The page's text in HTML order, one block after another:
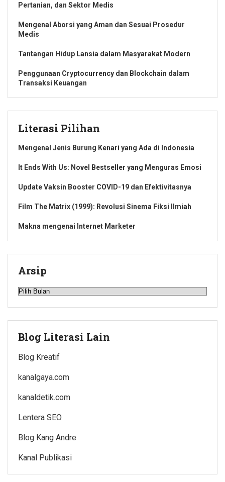
Pertanian, dan Sektor Medis
Mengenal Aborsi yang Aman dan Sesuai Prosedur
Medis
Tantangan Hidup Lansia dalam Masyarakat Modern
Penggunaan Cryptocurrency dan Blockchain dalam
Transaksi Keuangan
Literasi Pilihan
Mengenal Jenis Burung Kenari yang Ada di Indonesia
It Ends With Us: Novel Bestseller yang Menguras Emosi
Update Vaksin Booster COVID-19 dan Efektivitasnya
Film The Matrix (1999): Revolusi Sinema Fiksi Ilmiah
Makna mengenai Internet Marketer
Arsip
Arsip
Blog Literasi Lain
Blog Kreatif
kanalgaya.com
kanaldetik.com
Lentera SEO
Blog Kang Andre
Kanal Publikasi